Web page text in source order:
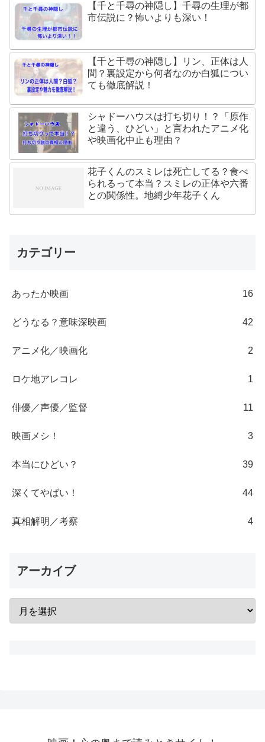
【千と千尋の神隠し】千尋の生理が都
市伝説に？怖いよりも深い！
【千と千尋の神隠し】リン、正体は人
間？裏設定から何者なのか白狐につい
ても徹底解説！
シャドーハウスは打ち切り！？「原作
と違う、ひどい」と言われたアニメ化
や映画化中止も理由？
花子くんのスミレは死亡してる？食べ
られるって本当？スミレの正体や六番
との関係性。地縛少年花子くん
カテゴリー
あったか映画 16
どうなる？意味深映画 42
アニメ化／映画化 2
ロケ地アレコレ 1
俳優／声優／監督 11
映画メシ！ 3
本当にひどい？ 39
深くてやばい！ 44
真相解明／考察 4
アーカイブ